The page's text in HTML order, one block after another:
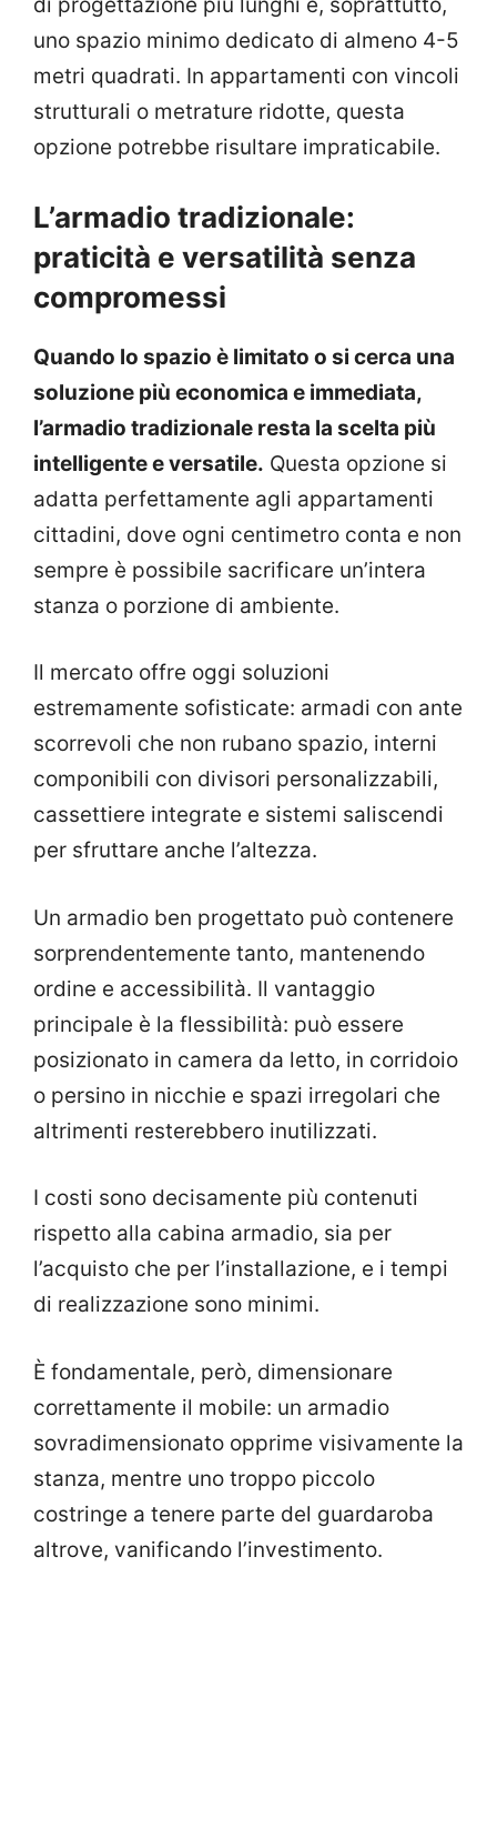
di progettazione più lunghi e, soprattutto,
uno spazio minimo dedicato di almeno 4-5
metri quadrati. In appartamenti con vincoli
strutturali o metrature ridotte, questa
opzione potrebbe risultare impraticabile.
L’armadio tradizionale:
praticità e versatilità senza
compromessi
Quando lo spazio è limitato o si cerca una
soluzione più economica e immediata,
l’armadio tradizionale resta la scelta più
intelligente e versatile. Questa opzione si
adatta perfettamente agli appartamenti
cittadini, dove ogni centimetro conta e non
sempre è possibile sacrificare un’intera
stanza o porzione di ambiente.
Il mercato offre oggi soluzioni
estremamente sofisticate: armadi con ante
scorrevoli che non rubano spazio, interni
componibili con divisori personalizzabili,
cassettiere integrate e sistemi saliscendi
per sfruttare anche l’altezza.
Un armadio ben progettato può contenere
sorprendentemente tanto, mantenendo
ordine e accessibilità. Il vantaggio
principale è la flessibilità: può essere
posizionato in camera da letto, in corridoio
o persino in nicchie e spazi irregolari che
altrimenti resterebbero inutilizzati.
I costi sono decisamente più contenuti
rispetto alla cabina armadio, sia per
l’acquisto che per l’installazione, e i tempi
di realizzazione sono minimi.
È fondamentale, però, dimensionare
correttamente il mobile: un armadio
sovradimensionato opprime visivamente la
stanza, mentre uno troppo piccolo
costringe a tenere parte del guardaroba
altrove, vanificando l’investimento.